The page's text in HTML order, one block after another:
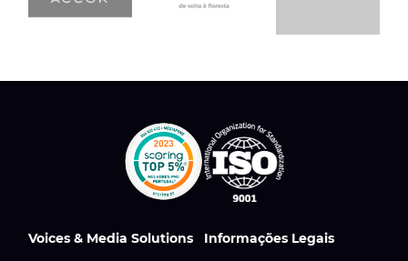
Voices & Media Solutions Informações Legais